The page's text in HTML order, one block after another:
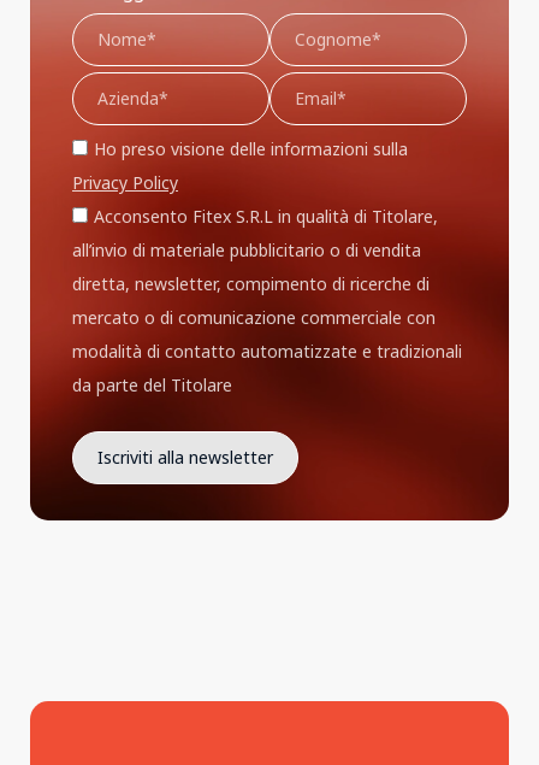
Ho preso visione delle informazioni sulla
Privacy Policy
Acconsento Fitex S.R.L in qualità di Titolare,
all’invio di materiale pubblicitario o di vendita
diretta, newsletter, compimento di ricerche di
mercato o di comunicazione commerciale con
modalità di contatto automatizzate e tradizionali
da parte del Titolare